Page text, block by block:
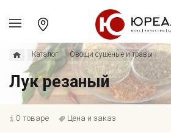
Каталог Овощи сушеные и травы
Лук резаный
О товаре Цена и заказ